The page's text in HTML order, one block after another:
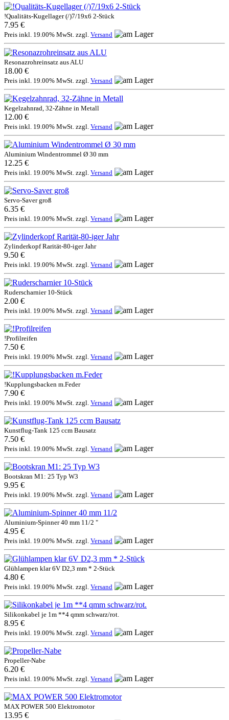
!Qualitäts-Kugellager (/)7/19x6 2-Stück
7.95 €
Preis inkl. 19.00% MwSt. zzgl. Versand
Resonazrohreinsatz aus ALU
18.00 €
Preis inkl. 19.00% MwSt. zzgl. Versand
Kegelzahnrad, 32-Zähne in Metall
12.00 €
Preis inkl. 19.00% MwSt. zzgl. Versand
Aluminium Windentrommel Ø 30 mm
12.25 €
Preis inkl. 19.00% MwSt. zzgl. Versand
Servo-Saver groß
6.35 €
Preis inkl. 19.00% MwSt. zzgl. Versand
Zylinderkopf Rarität-80-iger Jahr
9.50 €
Preis inkl. 19.00% MwSt. zzgl. Versand
Ruderscharnier 10-Stück
2.00 €
Preis inkl. 19.00% MwSt. zzgl. Versand
!Profilreifen
7.50 €
Preis inkl. 19.00% MwSt. zzgl. Versand
!Kupplungsbacken m.Feder
7.90 €
Preis inkl. 19.00% MwSt. zzgl. Versand
Kunstflug-Tank 125 ccm Bausatz
7.50 €
Preis inkl. 19.00% MwSt. zzgl. Versand
Bootskran M1: 25 Typ W3
9.95 €
Preis inkl. 19.00% MwSt. zzgl. Versand
Aluminium-Spinner 40 mm 11/2 "
4.95 €
Preis inkl. 19.00% MwSt. zzgl. Versand
Glühlampen klar 6V D2,3 mm * 2-Stück
4.80 €
Preis inkl. 19.00% MwSt. zzgl. Versand
Silikonkabel je 1m **4 qmm schwarz/rot.
8.95 €
Preis inkl. 19.00% MwSt. zzgl. Versand
Propeller-Nabe
6.20 €
Preis inkl. 19.00% MwSt. zzgl. Versand
MAX POWER 500 Elektromotor
13.95 €